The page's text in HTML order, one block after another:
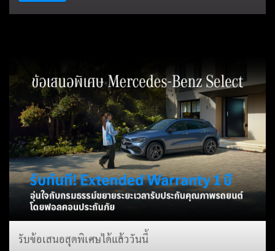
รับข้อเสนอสุดพิเศษได้แล้ววันนี้